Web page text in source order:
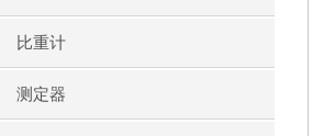
比重计
测定器